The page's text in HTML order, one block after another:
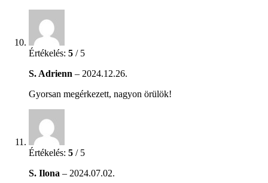
Értékelés: 5 / 5
S. Adrienn – 2024.12.26.
Gyorsan megérkezett, nagyon örülök!
Értékelés: 5 / 5
S. Ilona – 2024.07.02.